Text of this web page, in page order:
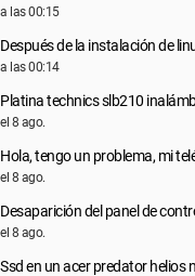
a las 00:15
Después de la instalación de
a las 00:14
Platina technics slb210
el 8 ago.
Hola, tengo un problema, mi
el 8 ago.
Desaparición del panel de
el 8 ago.
Ssd en un acer predator helios